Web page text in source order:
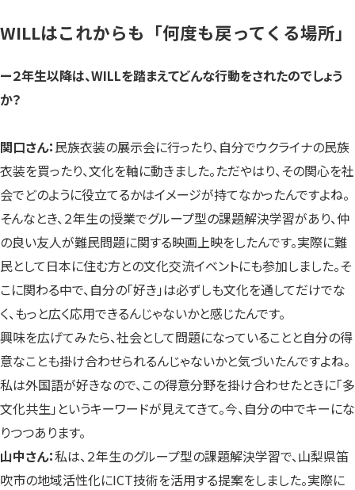
WILLはこれからも「何度も戻ってくる場所」
ー２年生以降は、WILLを踏まえてどんな行動をされたのでしょう
か？
関口さん： 民族衣装の展示会に行ったり、自分でウクライナの民族
衣装を買ったり、文化を軸に動きました。ただやはり、その関心を社
会でどのように役立てるかはイメージが持てなかったんですよね。
そんなとき、２年生の授業でグループ型の課題解決学習があり、仲
の良い友人が難民問題に関する映画上映をしたんです。実際に難
民として日本に住む方との文化交流イベントにも参加しました。そ
こに関わる中で、自分の「好き」は必ずしも文化を通してだけでな
く、もっと広く応用できるんじゃないかと感じたんです。
興味を広げてみたら、社会として問題になっていることと自分の得
意なことも掛け合わせられるんじゃないかと気づいたんですよね。
私は外国語が好きなので、この得意分野を掛け合わせたときに「多
文化共生」というキーワードが見えてきて。今、自分の中でキーにな
りつつあります。
山中さん：私は、２年生のグループ型の課題解決学習で、山梨県笛
吹市の地域活性化にICT技術を活用する提案をしました。実際に